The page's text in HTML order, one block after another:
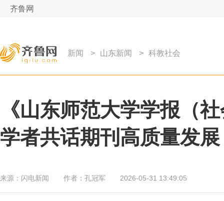
齐鲁网
新闻 > 山东新闻 > 科教社会
《山东师范大学学报（
学者共话期刊高质量发展
来源： 闪电新闻 作者： 孔冠军 2026-05-31 13:49:05